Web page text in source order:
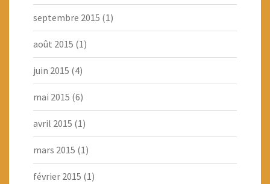
septembre 2015 (1)
août 2015 (1)
juin 2015 (4)
mai 2015 (6)
avril 2015 (1)
mars 2015 (1)
février 2015 (1)